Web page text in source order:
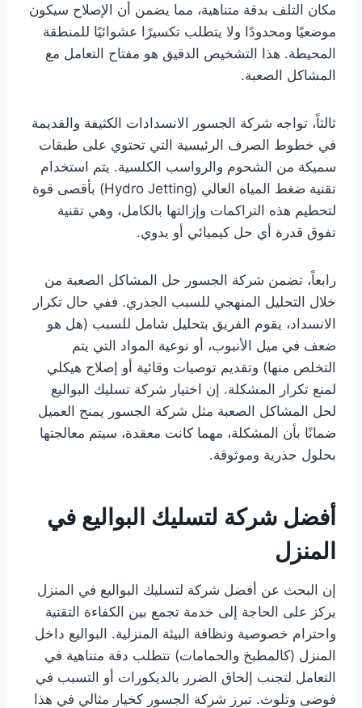
مكان التلف بدقة متناهية، مما يضمن أن الإصلاح سيكون
موضعيًا ومحدودًا ولا يتطلب تكسيرًا عشوائيًا للمنطقة
المحيطة. هذا التشخيص الدقيق هو مفتاح التعامل مع
المشاكل الصعبة.
ثالثاً، تواجه شركة الجسور الانسدادات الكثيفة والقديمة
في خطوط الصرف الرئيسية التي تحتوي على طبقات
سميكة من الشحوم والرواسب الكلسية. يتم استخدام
تقنية ضغط المياه العالي (Hydro Jetting) بأقصى قوة
لتحطيم هذه التراكمات وإزالتها بالكامل، وهي تقنية
تفوق قدرة أي حل كيميائي أو يدوي.
رابعاً، تضمن شركة الجسور حل المشاكل الصعبة من
خلال التحليل المنهجي للسبب الجذري. ففي حال تكرار
الانسداد، يقوم الفريق بتحليل شامل للسبب (هل هو
ضعف في ميل الأنبوب، أو نوعية المواد التي يتم
التخلص منها) وتقديم توصيات وقائية أو إصلاح هيكلي
لمنع تكرار المشكلة. إن اختيار شركة تسليك البواليع
لحل المشاكل الصعبة مثل شركة الجسور يمنح العميل
ضمانًا بأن المشكلة، مهما كانت معقدة، سيتم معالجتها
بحلول جذرية وموثوقة.
أفضل شركة لتسليك البواليع في
المنزل
إن البحث عن أفضل شركة لتسليك البواليع في المنزل
يركز على الحاجة إلى خدمة تجمع بين الكفاءة التقنية
واحترام خصوصية ونظافة البيئة المنزلية. البواليع داخل
المنزل (كالمطبخ والحمامات) تتطلب دقة متناهية في
التعامل لتجنب إلحاق الضرر بالديكورات أو التسبب في
فوضى وتلوث. تبرز شركة الجسور كخيار مثالي في هذا